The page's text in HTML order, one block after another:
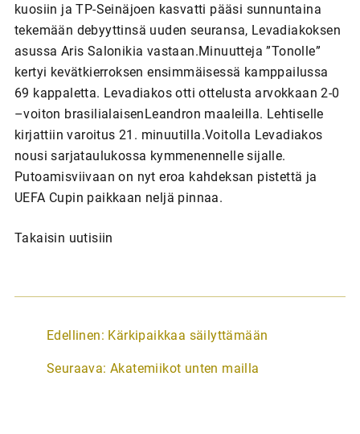
kuosiin ja TP-Seinäjoen kasvatti pääsi sunnuntaina
tekemään debyyttinsä uuden seuransa, Levadiakoksen
asussa Aris Salonikia vastaan.Minuutteja ”Tonolle”
kertyi kevätkierroksen ensimmäisessä kamppailussa
69 kappaletta. Levadiakos otti ottelusta arvokkaan 2-0
–voiton brasilialaisenLeandron maaleilla. Lehtiselle
kirjattiin varoitus 21. minuutilla.Voitolla Levadiakos
nousi sarjataulukossa kymmenennelle sijalle.
Putoamisviivaan on nyt eroa kahdeksan pistettä ja
UEFA Cupin paikkaan neljä pinnaa.
Takaisin uutisiin
A
t
Edellinen: Kärkipaikkaa säilyttämään
Seuraava: Akatemiikot unten mailla